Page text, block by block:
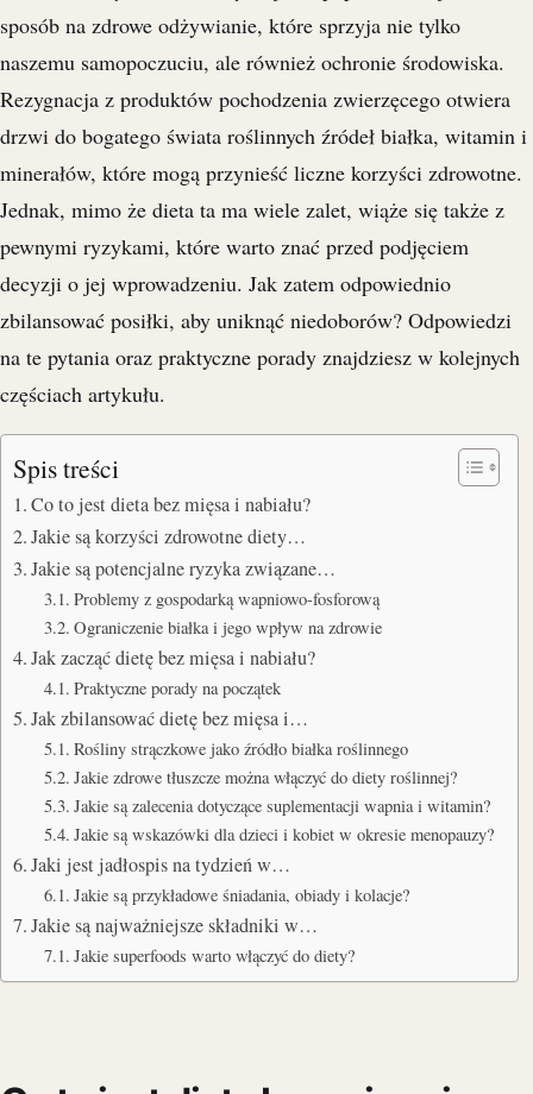
sposób na zdrowe odżywianie, które sprzyja nie tylko
naszemu samopoczuciu, ale również ochronie środowiska.
Rezygnacja z produktów pochodzenia zwierzęcego otwiera
drzwi do bogatego świata roślinnych źródeł białka, witamin i
minerałów, które mogą przynieść liczne korzyści zdrowotne.
Jednak, mimo że dieta ta ma wiele zalet, wiąże się także z
pewnymi ryzykami, które warto znać przed podjęciem
decyzji o jej wprowadzeniu. Jak zatem odpowiednio
zbilansować posiłki, aby uniknąć niedoborów? Odpowiedzi
na te pytania oraz praktyczne porady znajdziesz w kolejnych
częściach artykułu.
Spis treści
Co to jest dieta bez mięsa i nabiału?
Jakie są korzyści zdrowotne diety…
Jakie są potencjalne ryzyka związane…
Problemy z gospodarką wapniowo-fosforową
Ograniczenie białka i jego wpływ na zdrowie
Jak zacząć dietę bez mięsa i nabiału?
Praktyczne porady na początek
Jak zbilansować dietę bez mięsa i…
Rośliny strączkowe jako źródło białka roślinnego
Jakie zdrowe tłuszcze można włączyć do diety roślinnej?
Jakie są zalecenia dotyczące suplementacji wapnia i witamin?
Jakie są wskazówki dla dzieci i kobiet w okresie menopauzy?
Jaki jest jadłospis na tydzień w…
Jakie są przykładowe śniadania, obiady i kolacje?
Jakie są najważniejsze składniki w…
Jakie superfoods warto włączyć do diety?